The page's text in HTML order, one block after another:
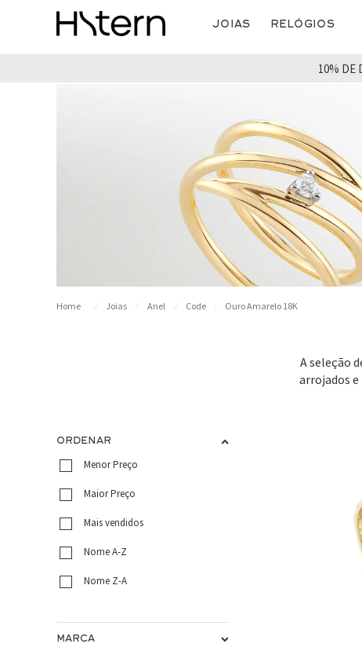
Joias Relógios
10% DE
Joias Anel Code Ouro Amarelo 18K
A seleção
arrojados
ORDENAR
Menor Preço
Maior Preço
Mais vendidos
Nome A-Z
Nome Z-A
MARCA